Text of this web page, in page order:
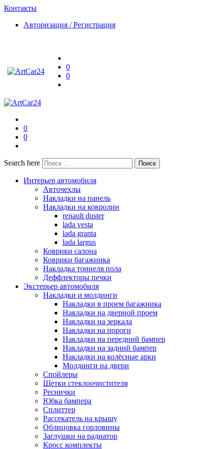
Контакты
Авторизация / Регистрация
0
0
0
0
Search here Поиск
Интерьер автомобиля
Авточехлы
Накладки на панель
Накладки на ковролин
renault duster
lada vesta
lada granta
lada largus
Коврики салона
Коврики багажника
Накладка тоннеля пола
Деффлекторы печки
Экстерьер автомобиля
Накладки и молдинги
Накладки в проем багажника
Накладки на дверной проем
Накладки на зеркала
Накладки на пороги
Накладки на передний бампер
Накладки на задний бампер
Накладки на колёсные арки
Молдинги на двери
Спойлеры
Щетки стеклоочистителя
Реснички
Юбка бампера
Сплиттер
Рассекатель на крышу
Облицовка горловины
Заглушки на радиатор
Кросс комплекты